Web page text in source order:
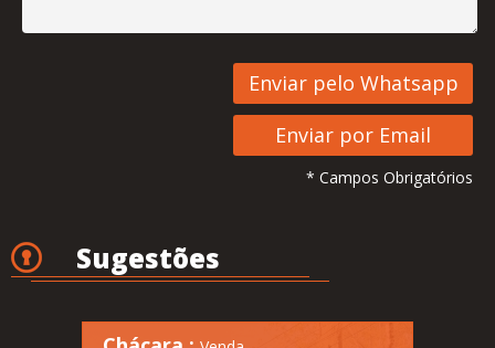
* Campos Obrigatórios
Sugestões